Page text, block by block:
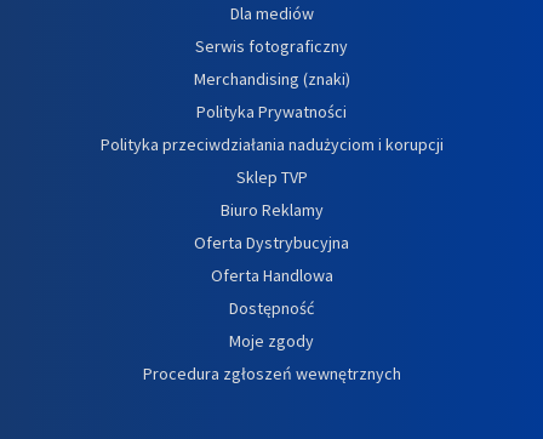
Dla mediów
Serwis fotograficzny
Merchandising (znaki)
Polityka Prywatności
Polityka przeciwdziałania nadużyciom i korupcji
Sklep TVP
Biuro Reklamy
Oferta Dystrybucyjna
Oferta Handlowa
Dostępność
Moje zgody
Procedura zgłoszeń wewnętrznych